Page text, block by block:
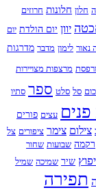
חלון חלונות חרוזים
יוון יום הולדת יום
לימון מדבר מדרגות
מרצפות מצויירות
סל סלט ספר סתיו
עצים פורים
צימר ציפורים צל
שבועות שחור
שיר שמיכה שמיל
תפירה